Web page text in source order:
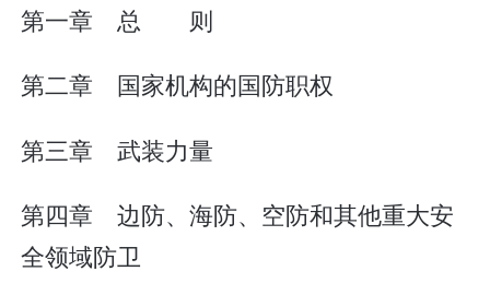
第一章 总 则
第二章 国家机构的国防职权
第三章 武装力量
第四章 边防、海防、空防和其他重大安
全领域防卫